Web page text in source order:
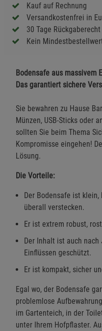
Kauf auf Rechnung
Versandkostenfrei in
30 Tage Rückgaberecht
Kein
Bodensafe aus massivem
Das garantiert sichere
Sie bewahren zu Hause
Münzen, USB-Sticks oder
sollten Sie beim Thema
Kompromisse eingehen!
Lösung.
Die Vorteile:
Der Bodensafe ist
überall verstecken.
Er ist extrem robust,
Der Inhalt ist auch
Einflüssen geschützt.
Er ist kompakt, sicher
Egal wo, der Bodensafe
problemlose
im Gartenteich, in der
unter Ihrem Hofpflaster.